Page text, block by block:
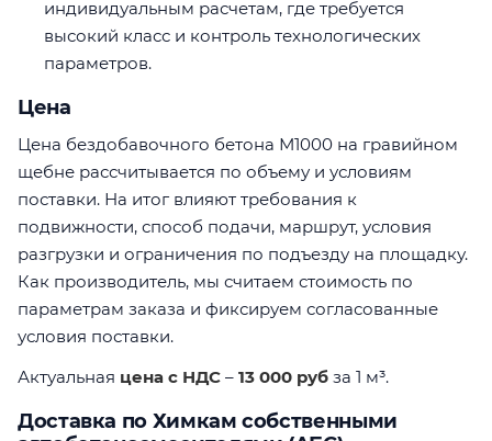
индивидуальным расчетам, где требуется
высокий класс и контроль технологических
параметров.
Цена
Цена бездобавочного бетона М1000 на гравийном
щебне рассчитывается по объему и условиям
поставки. На итог влияют требования к
подвижности, способ подачи, маршрут, условия
разгрузки и ограничения по подъезду на площадку.
Как производитель, мы считаем стоимость по
параметрам заказа и фиксируем согласованные
условия поставки.
Актуальная цена с НДС – 13 000 руб за 1 м³.
Доставка по Химкам собственными